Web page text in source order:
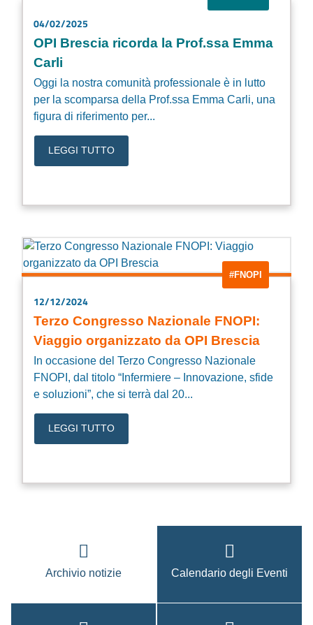
04/02/2025
OPI Brescia ricorda la Prof.ssa Emma
Carli
Oggi la nostra comunità professionale è in lutto
per la scomparsa della Prof.ssa Emma Carli, una
figura di riferimento per...
LEGGI TUTTO
#FNOPI
12/12/2024
Terzo Congresso Nazionale FNOPI:
Viaggio organizzato da OPI Brescia
In occasione del Terzo Congresso Nazionale
FNOPI, dal titolo “Infermiere – Innovazione, sfide
e soluzioni”, che si terrà dal 20...
LEGGI TUTTO
Archivio notizie Calendario degli Eventi